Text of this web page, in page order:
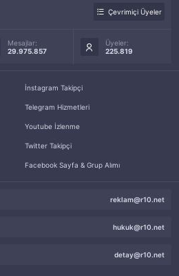
Çevrimiçi Üyeler
Mesajlar:
29.975.857
Üyeler:
225.819
İnstagram Takipçi
Telegram Hizmetleri
Youtube İzlenme
Twitter Takipçi
Facebook Sayfa & Grup Alımı
reklam@r10.net
hukuk@r10.net
detay@r10.net